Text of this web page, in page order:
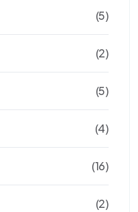
(5)
(2)
(5)
(4)
(16)
(2)